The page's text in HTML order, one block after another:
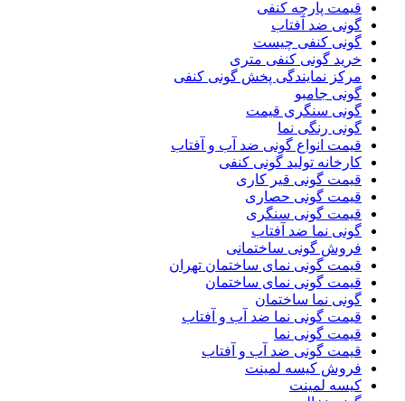
قیمت پارچه کنفی
گونی ضد آفتاب
گونی کنفی چیست
خرید گونی کنفی متری
مرکز نمایندگی پخش گونی کنفی
گونی جامبو
گونی سنگری قیمت
گونی رنگی نما
قیمت انواع گونی ضد آب و آفتاب
کارخانه تولید گونی کنفی
قیمت گونی قیر کاری
قیمت گونی حصاری
قیمت گونی سنگری
گونی نما ضد آفتاب
فروش گونی ساختمانی
قیمت گونی نمای ساختمان تهران
قیمت گونی نمای ساختمان
گونی نما ساختمان
قیمت گونی نما ضد آب و آفتاب
قیمت گونی نما
قیمت گونی ضد آب و آفتاب
فروش کیسه لمینت
کیسه لمینت